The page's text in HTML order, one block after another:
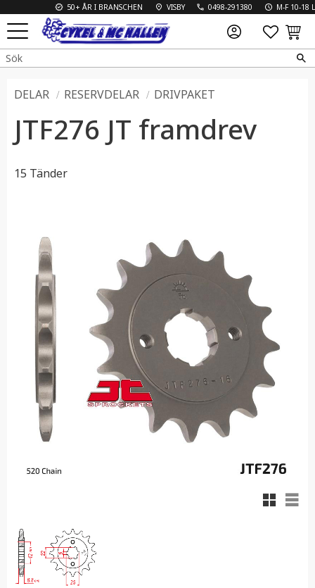
Meny
50+ ÅR I BRANSCHEN VISBY 0498-291380 M-F 10-18 L
DELAR RESERVDELAR DRIVPAKET
JTF276 JT framdrev
15 Tänder